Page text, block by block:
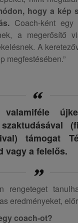
hogy a kép
Coach-ként
a megerősítő
A
megfestésében.”
támogat
vagy a felelős.
rengeteget
eredményeket,
coach-ot?